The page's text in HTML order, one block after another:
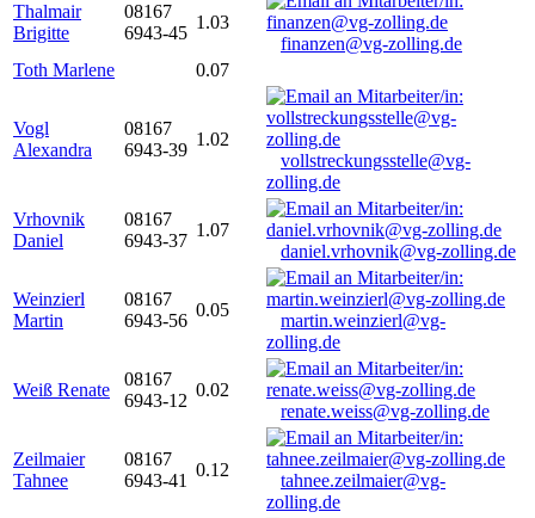
Thalmair
Brigitte
08167
6943-45
1.03
finanzen@vg-zolling.de
Toth Marlene
0.07
Vogl
Alexandra
08167
6943-39
1.02
vollstreckungsstelle@vg-
zolling.de
Vrhovnik
Daniel
08167
6943-37
1.07
daniel.vrhovnik@vg-zolling.de
Weinzierl
Martin
08167
6943-56
0.05
martin.weinzierl@vg-
zolling.de
Weiß Renate
08167
6943-12
0.02
renate.weiss@vg-zolling.de
Zeilmaier
Tahnee
08167
6943-41
0.12
tahnee.zeilmaier@vg-
zolling.de